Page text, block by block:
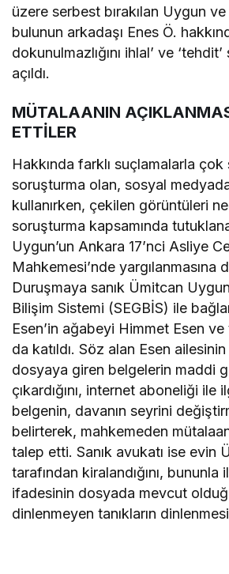
üzere serbest bırakılan Uygun
bulunun arkadaşı Enes Ö.
dokunulmazlığını ihlal’ ve
açıldı.
MÜTALAANIN
ETTİLER
Hakkında farklı suçlamalarla çok
soruşturma olan, sosyal
kullanırken, çekilen görüntüleri
soruşturma kapsamında
Uygun’un Ankara 17’nci Asliye
Mahkemesi’nde yargılanmasına
Duruşmaya sanık Ümitcan
Bilişim Sistemi (SEGBİS) ile
Esen’in ağabeyi Himmet Esen
da katıldı. Söz alan Esen
dosyaya giren belgelerin maddi
çıkardığını, internet aboneliği ile
belgenin, davanın seyrini
belirterek, mahkemeden
talep etti. Sanık avukatı ise evin
tarafından kiralandığını,
ifadesinin dosyada mevcut
dinlenmeyen tanıkların